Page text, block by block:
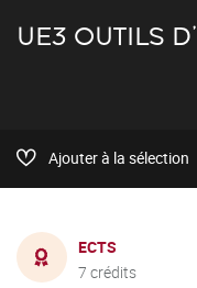
UE3 OUTILS
Ajouter à la sélection
ECTS
7 crédits